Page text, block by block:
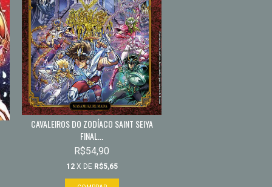
CAVALEIROS DO ZODÍACO SAINT SEIYA
FINAL...
R$54,90
12 X DE R$5,65